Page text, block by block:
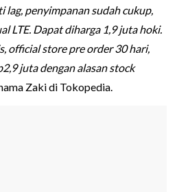
penyimpanan sudah cukup,
LTE. Dapat diharga 1,9 juta hoki.
official store pre order 30 hari,
juta dengan alasan stock
Zaki di Tokopedia.